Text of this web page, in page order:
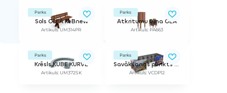
Parks
Sols OLEA ReBnew
Artikuls: UM314PR
Parks
Atkritumu urna GEA
Artikuls: PA663
Parks
Krēsls KUBE KURVE
Artikuls: UM372SK
Parks
Savākšanas punkts EKA
Artikuls: VCDP12